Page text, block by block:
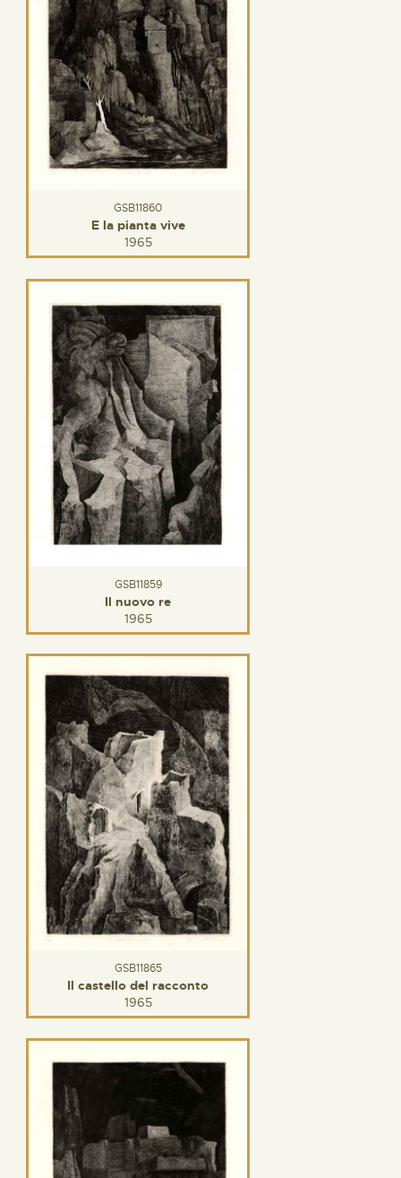
GSB11860
E la pianta vive
1965
GSB11859
Il nuovo re
1965
GSB11865
Il castello del racconto
1965